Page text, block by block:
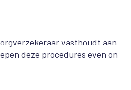
vasthoudt aan
deze procedures even on